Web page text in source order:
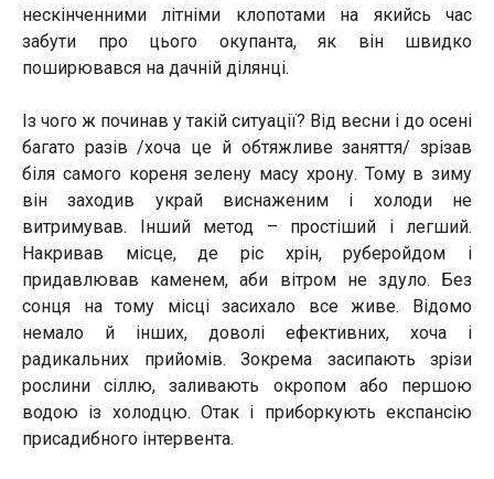
нескінченними літніми клопотами на якийсь час
забути про цього окупанта, як він швидко
поширювався на дачній ділянці.
Із чого ж починав у такій ситуації? Від весни і до осені
багато разів /хоча це й обтяжливе заняття/ зрізав
біля самого кореня зелену масу хрону. Тому в зиму
він заходив украй виснаженим і холоди не
витримував. Інший метод – простіший і легший.
Накривав місце, де ріс хрін, руберойдом і
придавлював каменем, аби вітром не здуло. Без
сонця на тому місці засихало все живе. Відомо
немало й інших, доволі ефективних, хоча і
радикальних прийомів. Зокрема засипають зрізи
рослини сіллю, заливають окропом або першою
водою із холодцю. Отак і приборкують експансію
присадибного інтервента.